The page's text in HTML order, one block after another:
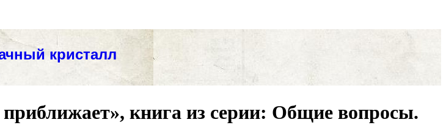
книга из серии: Общие вопросы.